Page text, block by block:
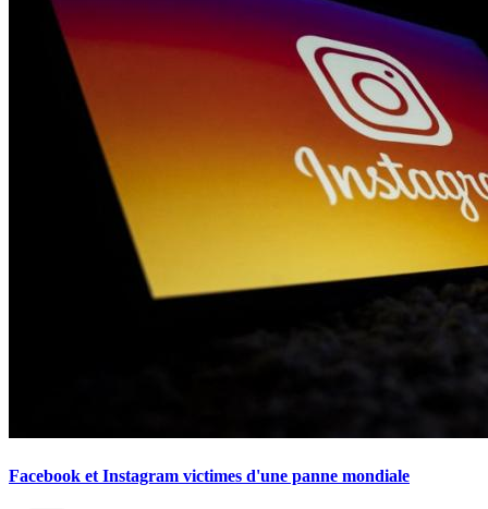
Facebook et Instagram victimes d'une panne mondiale